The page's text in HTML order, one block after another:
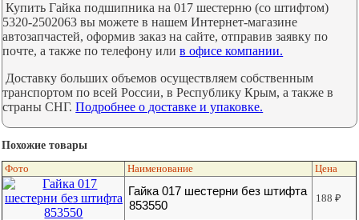
Купить Гайка подшипника на 017 шестерню (со штифтом)
5320-2502063 вы можете в нашем Интернет-магазине
автозапчастей, оформив заказ на сайте, отправив заявку по
почте, а также по телефону илив офисе компании.
Доставку больших объемов осуществляем собственным
транспортом по всей России, в Республику Крым, а также в
страны СНГ.Подробнее о доставке и упаковке.
Похожие товары
Фото Наименование Цена
Гайка 017 шестерни без штифта
853550
188₽